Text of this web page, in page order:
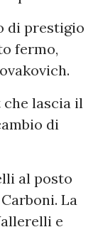
di prestigio
fermo,
che lascia il
di
al posto
La
e